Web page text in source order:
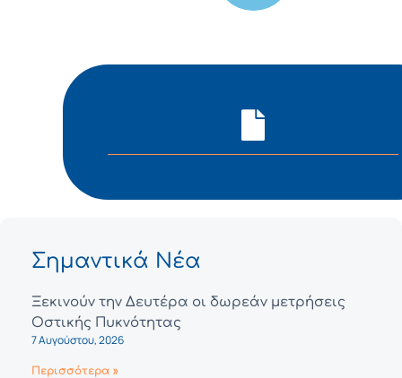
Σημαντικά Νέα
Ξεκινούν την Δευτέρα οι δωρεάν μετρήσεις
Οστικής Πυκνότητας
7 Αυγούστου, 2026
Περισσότερα »